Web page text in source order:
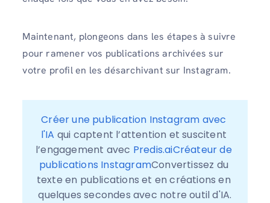
Maintenant, plongeons dans les étapes à suivre
pour ramener vos publications archivées sur
votre profil en les désarchivant sur Instagram.
Créer une publication Instagram avec
l'IA qui captent l’attention et suscitent
l’engagement avec Predis.aiCréateur de
publications InstagramConvertissez du
texte en publications et en créations en
quelques secondes avec notre outil d'IA.